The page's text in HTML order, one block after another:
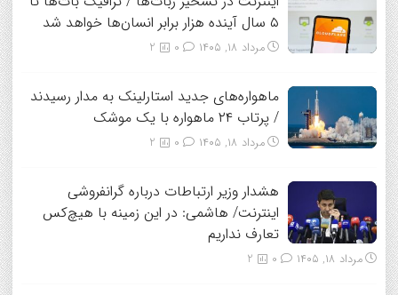
۵ سال آینده هزار برابر انسان‌ها خواهد شد
مرداد ۱۸, ۱۴۰۵ 2
ماهواره‌های جدید استارلینک به مدار رسیدند
/ پرتاب ۲۴ ماهواره با یک موشک
مرداد ۱۸, ۱۴۰۵ 2
هشدار وزیر ارتباطات درباره گرانفروشی
اینترنت/ هاشمی: در این زمینه با هیچ‌کس
تعارف نداریم
مرداد ۱۸, ۱۴۰۵ 2